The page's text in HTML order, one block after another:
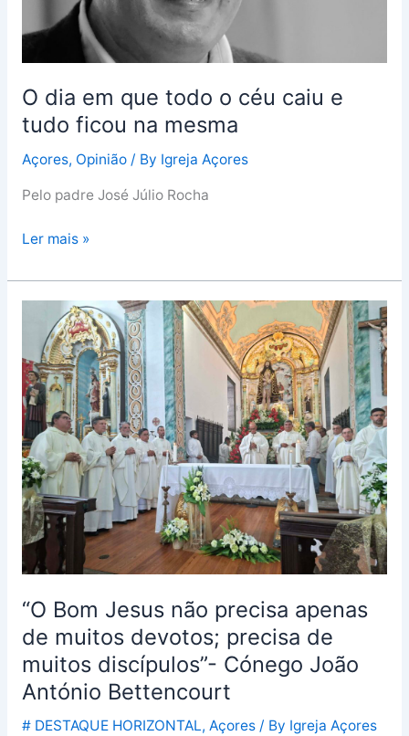
O dia em que todo o céu caiu e
tudo ficou na mesma
Açores, Opinião/ By Igreja Açores
Pelo padre José Júlio Rocha
tudo
mesma
Ler mais »
“O Bom Jesus não precisa apenas
de muitos devotos; precisa de
muitos discípulos”- Cónego João
António Bettencourt
# DESTAQUE HORIZONTAL, Açores/ By Igreja Açores
Bom
Jesus
não
precisa
apenas
de
muitos
devotos;
precisa
de
muitos
Cónego
João
António
Bettencourt